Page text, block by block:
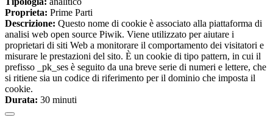
Proprieta: Prime Parti
Descrizione: Questo nome di cookie è associato alla piattaforma di
analisi web open source Piwik. Viene utilizzato per aiutare i
proprietari di siti Web a monitorare il comportamento dei visitatori e
misurare le prestazioni del sito. È un cookie di tipo pattern, in cui il
prefisso _pk_ses è seguito da una breve serie di numeri e lettere, che
si ritiene sia un codice di riferimento per il dominio che imposta il
cookie.
Durata: 30 minuti